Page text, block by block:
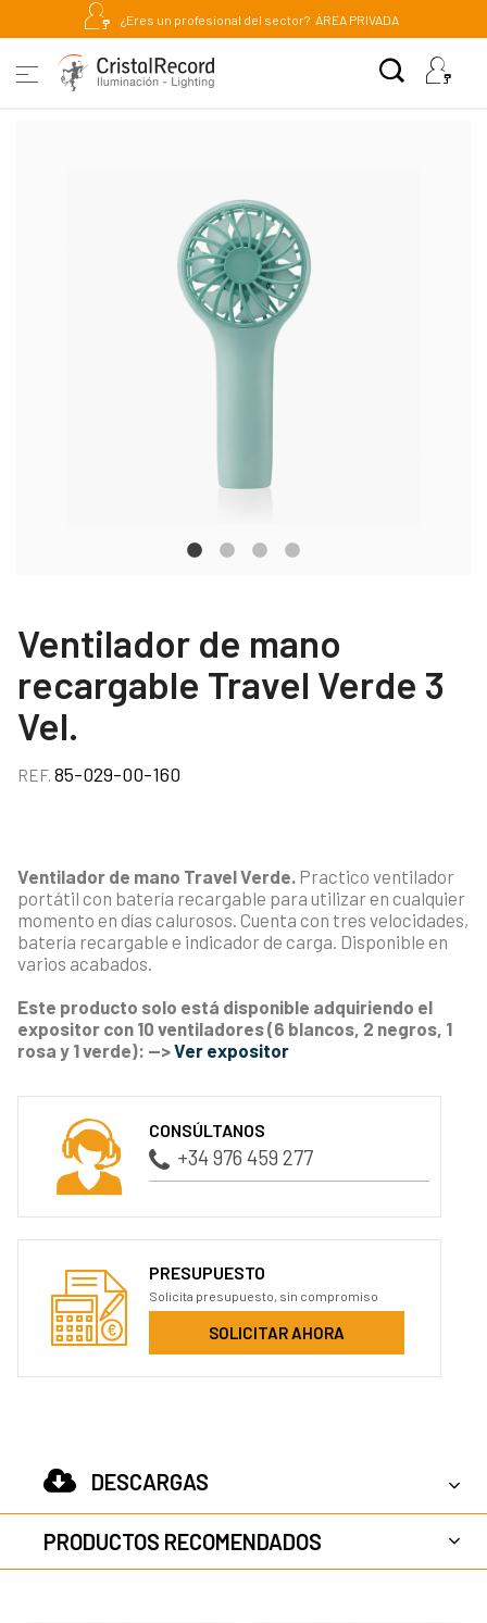
¿Eres un profesional del sector? ÁREA PRIVADA
Ventilador de mano
recargable Travel Verde 3
Vel.
REF. 85-029-00-160
Ventilador de mano Travel Verde. Practico ventilador
portátil con batería recargable para utilizar en cualquier
momento en días calurosos. Cuenta con tres velocidades,
batería recargable e indicador de carga. Disponible en
varios acabados.
Este producto solo está disponible adquiriendo el
expositor con 10 ventiladores (6 blancos, 2 negros, 1
rosa y 1 verde): -->Ver expositor
CONSÚLTANOS
+34 976 459 277
PRESUPUESTO
Solicita presupuesto, sin compromiso
SOLICITAR AHORA
DESCARGAS
PRODUCTOS RECOMENDADOS